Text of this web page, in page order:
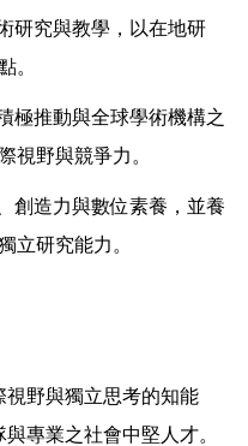
研究與教學，以在地研
。
推動與全球學術機構之
視野與競爭力。
造力與數位素養，並養
立研究能力。
野與獨立思考的知能
專業之社會中堅人才。